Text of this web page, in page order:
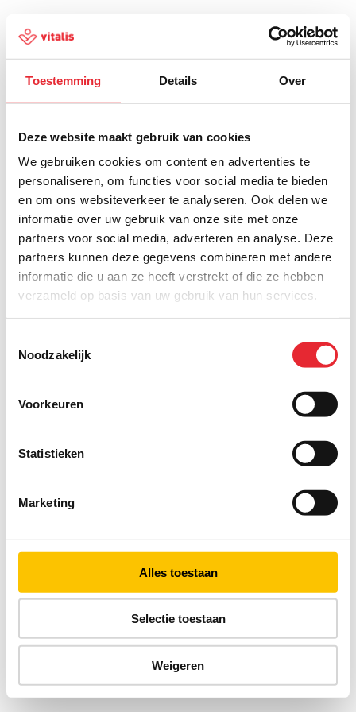
Toestemming Details Over
Deze website maakt gebruik van cookies
We gebruiken cookies om content en advertenties te
personaliseren, om functies voor social media te bieden
en om ons websiteverkeer te analyseren. Ook delen we
informatie over uw gebruik van onze site met onze
partners voor social media, adverteren en analyse. Deze
partners kunnen deze gegevens combineren met andere
informatie die u aan ze heeft verstrekt of die ze hebben
verzameld op basis van uw gebruik van hun services.
Noodzakelijk
Voorkeuren
Statistieken
Marketing
Alles toestaan
Selectie toestaan
Weigeren
500
Er is iets fout gegaan
Probeer het later opnieuw of ga terug naar de
homepagina.